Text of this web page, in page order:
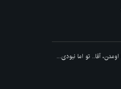
آقا.. تو اما نبودی...